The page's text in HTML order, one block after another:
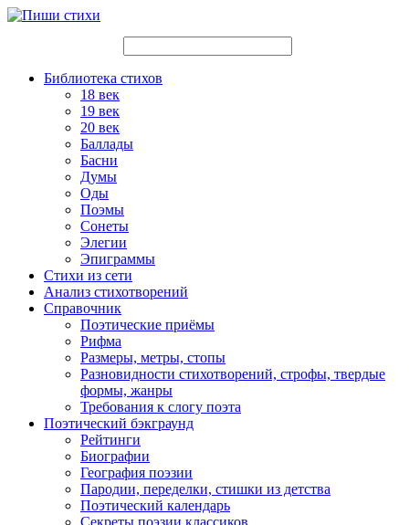
Библиотека стихов
18 век
19 век
20 век
Баллады
Басни
Думы
Оды
Поэмы
Сонеты
Элегии
Эпиграммы
Стихи из сети
Анализ стихотворений
Справочник
Поэтические приёмы
Рифма
Размеры, метры, стопы
Разновидности стихотворений, строфы, твердые
формы, жанры
Требования к слогу поэта
Поэтический бэкграунд
Рейтинги
Биографии
География поэзии
Пародии, переделки, стишки из детства
Поэтический календарь
Секреты поэзии классиков